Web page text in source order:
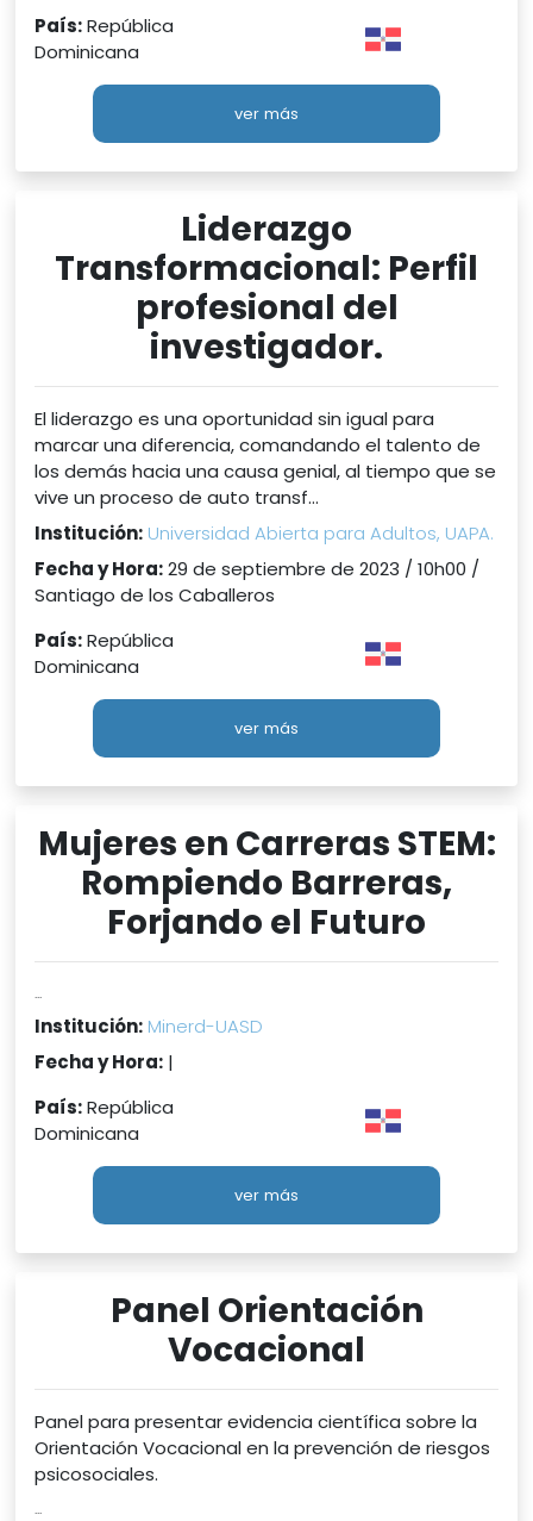
País:República
Dominicana
ver más
Liderazgo
Transformacional: Perfil
profesional del
investigador.
El liderazgo es una oportunidad sin igual para
marcar una diferencia, comandando el talento de
los demás hacia una causa genial, al tiempo que se
vive un proceso de auto transf...
Institución: Universidad Abierta para Adultos, UAPA.
Fecha y Hora:29 de septiembre de 2023 / 10h00 /
Santiago de los Caballeros
País:República
Dominicana
ver más
Mujeres en Carreras STEM:
Rompiendo Barreras,
Forjando el Futuro
...
Institución: Minerd-UASD
Fecha y Hora: |
País:República
Dominicana
ver más
Panel Orientación
Vocacional
Panel para presentar evidencia científica sobre la
Orientación Vocacional en la prevención de riesgos
psicosociales.
...